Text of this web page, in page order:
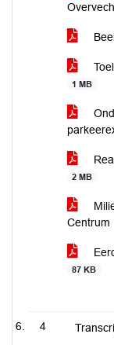
1 MB
2 MB
Centrum
87 KB
4